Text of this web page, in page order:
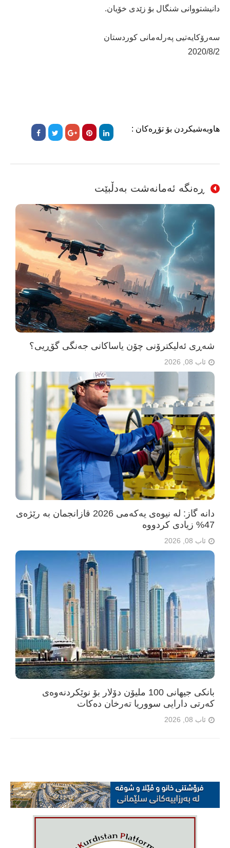
دانیشتووانی شنگال بۆ زێدى خۆیان.
سه‌رۆكایه‌تیی په‌رله‌مانی كوردستان
2020/8/2
هاوبەشیکردن بۆ تۆڕەکان :
ڕەنگە ئەمانەشت بەدڵبێت
شەڕی ئەلیکترۆنی چۆن یاساکانی جەنگی گۆڕیی؟
ئاب 08, 2026
دانە گاز: لە نیوەی یەکەمی 2026 قازانجمان بە رێژەی
47% زیادی کردووە
ئاب 08, 2026
بانکی جیهانی 100 ملیۆن دۆلار بۆ نوێکردنەوەی
کەرتی دارایی سووریا تەرخان دەکات
ئاب 08, 2026